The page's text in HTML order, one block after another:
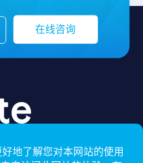
在线咨询
地了解您对本网站的使用